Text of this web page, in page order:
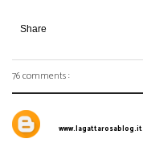
Share
76 comments :
www.lagattarosablog.it